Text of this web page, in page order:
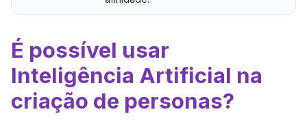
É possível usar
Inteligência Artificial na
criação de personas?